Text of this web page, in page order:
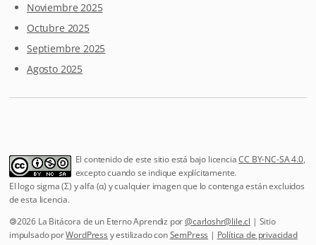
Noviembre 2025
Octubre 2025
Septiembre 2025
Agosto 2025
El contenido de este sitio está bajo licenciaCC BY-NC-SA 4.0,
excepto cuando se indique explícitamente.
El logo sigma (Σ) y alfa (α) y cualquier imagen que lo contenga están excluidos
de esta licencia.
🄯2026 La Bitácora de un Eterno Aprendiz por@carloshr@lile.cl | Sitio
impulsado porWordPress y estilizado conSemPress | Política de privacidad